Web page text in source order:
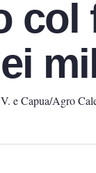
e Capua/Agro